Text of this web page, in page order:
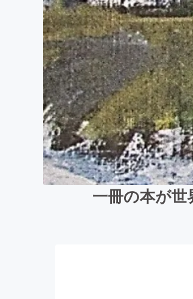
一冊の本が